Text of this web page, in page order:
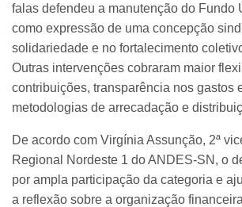
falas defendeu a manutenção do Fundo
como expressão de uma concepção
solidariedade e no fortalecimento
Outras intervenções cobraram maior
contribuições, transparência nos gastos
metodologias de arrecadação e
De acordo com Virgínia Assunção, 2ª
Regional Nordeste 1 do ANDES-SN, o
por ampla participação da categoria e
a reflexão sobre a organização